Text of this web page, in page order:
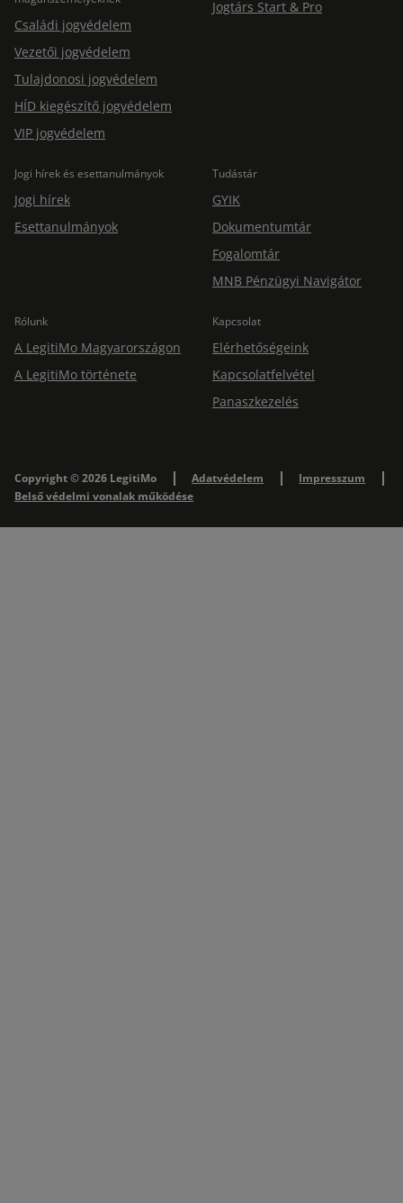
Családi jogvédelem
Vezetői jogvédelem
Tulajdonosi jogvédelem
HÍD kiegészítő jogvédelem
VIP jogvédelem
Jogtárs Start & Pro
Jogi hírek és esettanulmányok
Jogi hírek
Esettanulmányok
Tudástár
GYIK
Dokumentumtár
Fogalomtár
MNB Pénzügyi Navigátor
Rólunk
A LegitiMo Magyarországon
A LegitiMo története
Kapcsolat
Elérhetőségeink
Kapcsolatfelvétel
Panaszkezelés
Copyright © 2026 LegitiMo Adatvédelem
Impresszum
Belső védelmi vonalak működése